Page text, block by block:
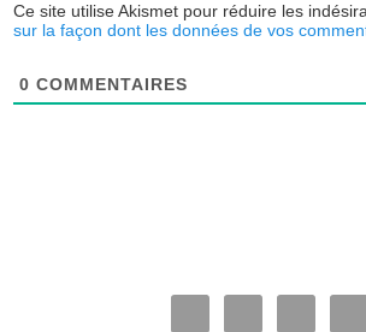
Ce site utilise Akismet pour réduire les
sur la façon dont les données de vos
0 COMMENTAIRES